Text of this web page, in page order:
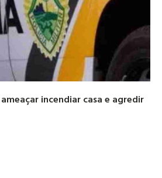
incendiar casa e agredir